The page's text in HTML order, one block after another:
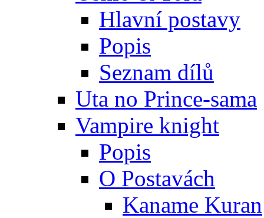
Hlavní postavy
Popis
Seznam dílů
Uta no Prince-sama
Vampire knight
Popis
O Postavách
Kaname Kuran